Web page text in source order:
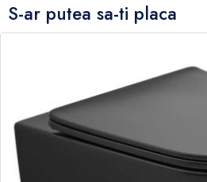
S-ar putea sa-ti placa